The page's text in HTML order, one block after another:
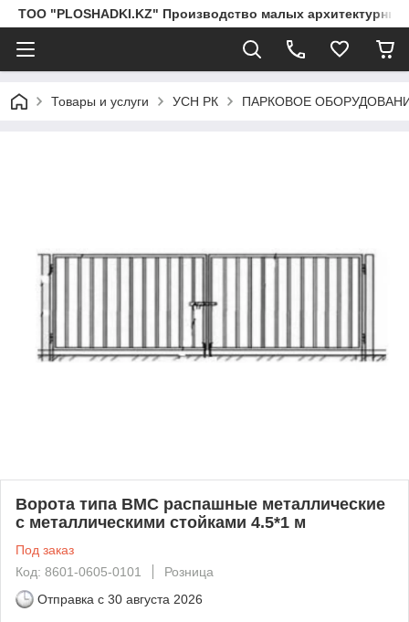
ТОО "PLOSHADKI.KZ" Производство малых
Товары и услуги УСН РК ПАРКОВОЕ
Ворота типа ВМС распашные металлические
с металлическими стойками 4.5*1 м
Под заказ
Код: 8601-0605-0101
Розница
Отправка с 30 августа 2026